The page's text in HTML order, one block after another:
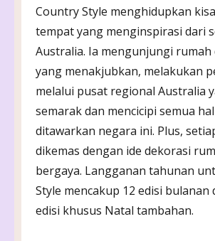
Country Style menghidupkan
tempat yang menginspirasi dari
Australia. Ia mengunjungi rumah
yang menakjubkan, melakukan
melalui pusat regional Australia
semarak dan mencicipi semua
ditawarkan negara ini. Plus,
dikemas dengan ide dekorasi
bergaya. Langganan tahunan
Style mencakup 12 edisi bulanan
edisi khusus Natal tambahan.